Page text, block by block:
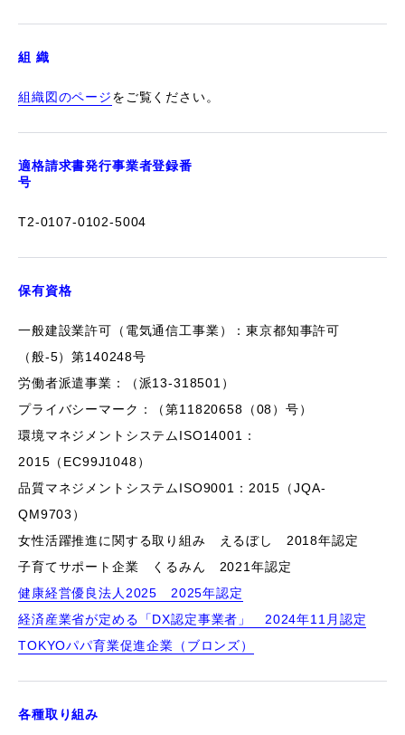
組 織
組織図のページをご覧ください。
適格請求書発行事業者登録番
号
T2-0107-0102-5004
保有資格
一般建設業許可（電気通信工事業）：東京都知事許可
（般-5）第140248号
労働者派遣事業：（派13-318501）
プライバシーマーク：（第11820658（08）号）
環境マネジメントシステムISO14001：
2015（EC99J1048）
品質マネジメントシステムISO9001：2015（JQA-
QM9703）
女性活躍推進に関する取り組み えるぼし 2018年認定
子育てサポート企業 くるみん 2021年認定
健康経営優良法人2025 2025年認定
経済産業省が定める「DX認定事業者」 2024年11月認定
TOKYOパパ育業促進企業（ブロンズ）
各種取り組み